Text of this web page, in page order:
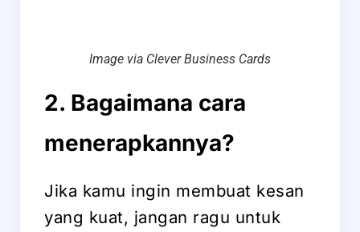
Image via Clever Business Cards
2. Bagaimana cara
menerapkannya?
Jika kamu ingin membuat kesan
yang kuat, jangan ragu untuk